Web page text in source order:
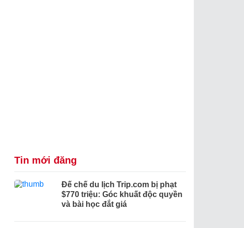
Tin mới đăng
Đế chế du lịch Trip.com bị phạt
$770 triệu: Góc khuất độc quyền
và bài học đắt giá